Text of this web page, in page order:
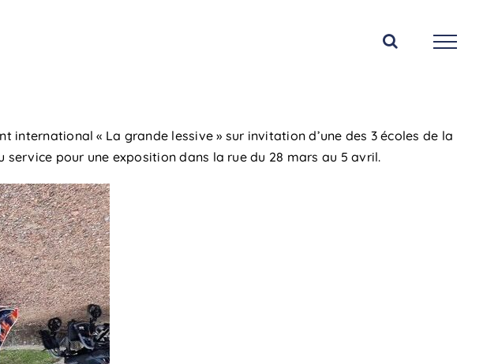
international « La grande lessive » sur invitation d’une des 3 écoles de la
service pour une exposition dans la rue du 28 mars au 5 avril.